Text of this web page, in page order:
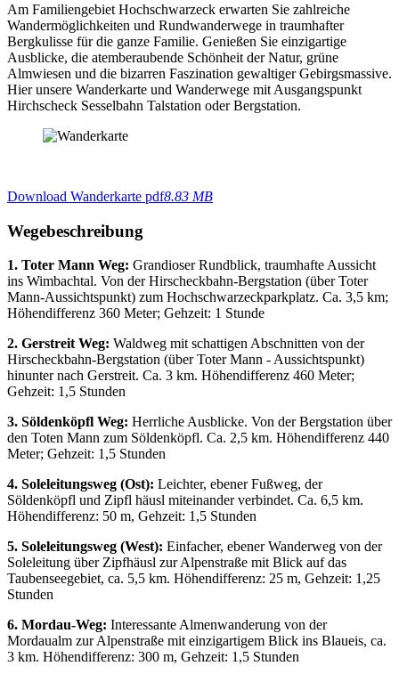
Am Familiengebiet Hochschwarzeck erwarten Sie zahlreiche
Wandermöglichkeiten und Rundwanderwege in traumhafter
Bergkulisse für die ganze Familie. Genießen Sie einzigartige
Ausblicke, die atemberaubende Schönheit der Natur, grüne
Almwiesen und die bizarren Faszination gewaltiger Gebirgsmassive.
Hier unsere Wanderkarte und Wanderwege mit Ausgangspunkt
Hirchscheck Sesselbahn Talstation oder Bergstation.
Download Wanderkarte pdf8.83 MB
Wegebeschreibung
1. Toter Mann Weg: Grandioser Rundblick, traumhafte Aussicht
ins Wimbachtal. Von der Hirscheckbahn-Bergstation (über Toter
Mann-Aussichtspunkt) zum Hochschwarzeckparkplatz. Ca. 3,5 km;
Höhendifferenz 360 Meter; Gehzeit: 1 Stunde
2. Gerstreit Weg: Waldweg mit schattigen Abschnitten von der
Hirscheckbahn-Bergstation (über Toter Mann - Aussichtspunkt)
hinunter nach Gerstreit. Ca. 3 km. Höhendifferenz 460 Meter;
Gehzeit: 1,5 Stunden
3. Söldenköpfl Weg: Herrliche Ausblicke. Von der Bergstation über
den Toten Mann zum Söldenköpfl. Ca. 2,5 km. Höhendifferenz 440
Meter; Gehzeit: 1,5 Stunden
4. Soleleitungsweg (Ost): Leichter, ebener Fußweg, der
Söldenköpfl und Zipfl häusl miteinander verbindet. Ca. 6,5 km.
Höhendifferenz: 50 m, Gehzeit: 1,5 Stunden
5. Soleleitungsweg (West): Einfacher, ebener Wanderweg von der
Soleleitung über Zipfhäusl zur Alpenstraße mit Blick auf das
Taubenseegebiet, ca. 5,5 km. Höhendifferenz: 25 m, Gehzeit: 1,25
Stunden
6. Mordau-Weg: Interessante Almenwanderung von der
Mordaualm zur Alpenstraße mit einzigartigem Blick ins Blaueis, ca.
3 km. Höhendifferenz: 300 m, Gehzeit: 1,5 Stunden